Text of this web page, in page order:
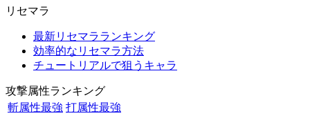
リセマラ
最新リセマラランキング
効率的なリセマラ方法
チュートリアルで狙うキャラ
攻撃属性ランキング
斬属性最強 打属性最強